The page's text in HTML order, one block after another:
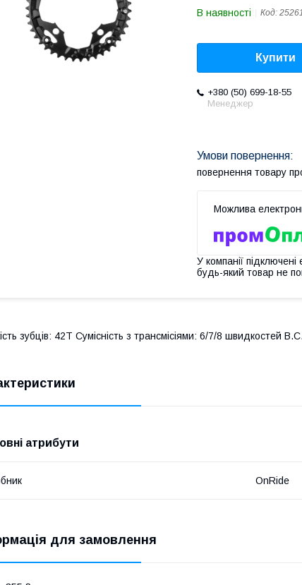
В наявності Код:
Купити
+380 (50) 699-18-55
Менеджер
повернення товару
У компанії
будь-який товар не
зубців: 42T Сумісність з трансмісіями: 6/7/8 швидкостей
атрибути
OnRide
для замовлення